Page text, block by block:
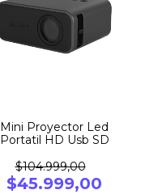
Mini Proyector Led
Portatil HD Usb SD
$104.999,00
$45.999,00